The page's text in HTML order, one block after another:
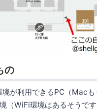
の
が利用できるPC（Macも
（WiFi環境はあるそうです